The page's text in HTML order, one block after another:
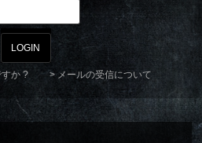
か ? メールの受信について